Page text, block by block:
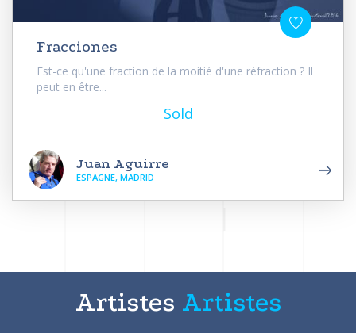
Fracciones
Est-ce qu'une fraction de la moitié d'une réfraction ? Il
peut en être...
Sold
Juan Aguirre
ESPAGNE, MADRID
Artistes Artistes